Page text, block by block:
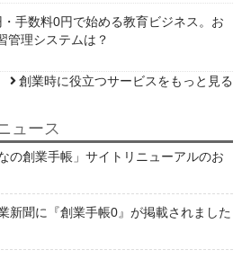
手数料0円で始める教育ビジネス。お
管理システムは？
創業時に役立つサービスをもっと見る
ュース
なの創業手帳」サイトリニューアルのお
新聞に『創業手帳0』が掲載されました